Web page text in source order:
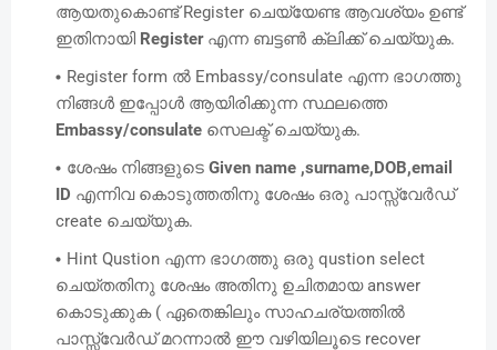
ആയതുകൊണ്ട് Register ചെയ്യേണ്ട ആവശ്യം ഉണ്ട്
ഇതിനായി Register എന്ന ബട്ടൺ ക്ലിക്ക് ചെയ്യുക.
Register form ൽ Embassy/consulate എന്ന ഭാഗത്തു
നിങ്ങൾ ഇപ്പോൾ ആയിരിക്കുന്ന സ്ഥലത്തെ
Embassy/consulate സെലക്ട് ചെയ്യുക.
ശേഷം നിങ്ങളുടെ Given name ,surname,DOB,email
ID എന്നിവ കൊടുത്തതിനു ശേഷം ഒരു പാസ്സ്‌വേർഡ്
create ചെയ്യുക.
Hint Qustion എന്ന ഭാഗത്തു ഒരു qustion select
ചെയ്തതിനു ശേഷം അതിനു ഉചിതമായ answer
കൊടുക്കുക ( ഏതെങ്കിലും സാഹചര്യത്തിൽ
പാസ്സ്‌വേർഡ് മറന്നാൽ ഈ വഴിയിലൂടെ recover